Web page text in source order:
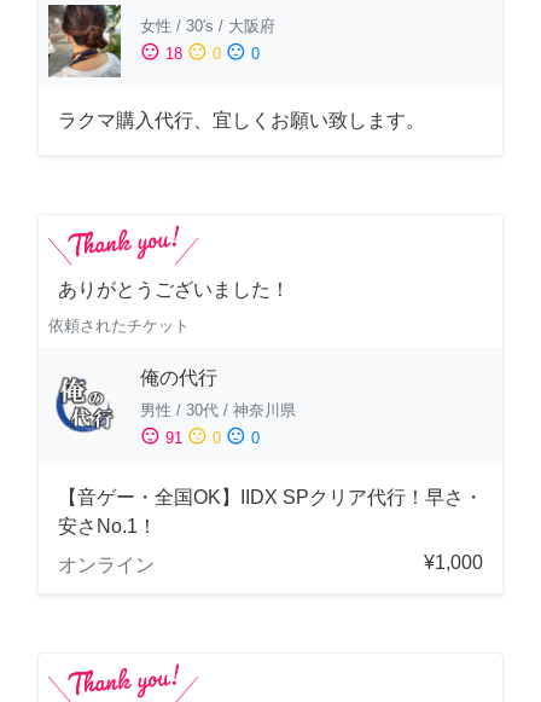
女性 / 30's / 大阪府
sentiment_satisfied 18 sentiment_neutral 0 sentiment_dissatisfied 0
ラクマ購入代行、宜しくお願い致します。
ありがとうございました！
依頼されたチケット
俺の代行
男性 / 30代 / 神奈川県
sentiment_satisfied 91 sentiment_neutral 0 sentiment_dissatisfied 0
【音ゲー・全国OK】IIDX SPクリア代行！早さ・
安さNo.1！
オンライン
¥1,000